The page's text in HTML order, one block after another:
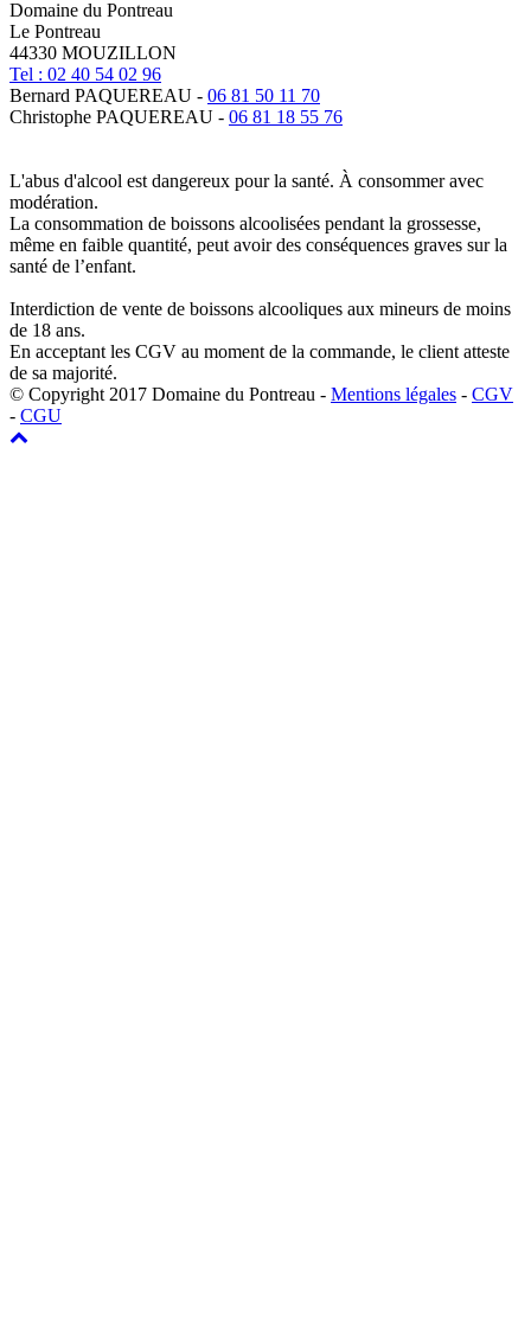
Domaine du Pontreau
Le Pontreau
44330 MOUZILLON
Tel : 02 40 54 02 96
Bernard PAQUEREAU - 06 81 50 11 70
Christophe PAQUEREAU - 06 81 18 55 76
L'abus d'alcool est dangereux pour la santé. À consommer avec
modération.
La consommation de boissons alcoolisées pendant la grossesse,
même en faible quantité, peut avoir des conséquences graves sur la
santé de l’enfant.
Interdiction de vente de boissons alcooliques aux mineurs de moins
de 18 ans.
En acceptant les CGV au moment de la commande, le client atteste
de sa majorité.
© Copyright 2017 Domaine du Pontreau - Mentions légales - CGV
- CGU